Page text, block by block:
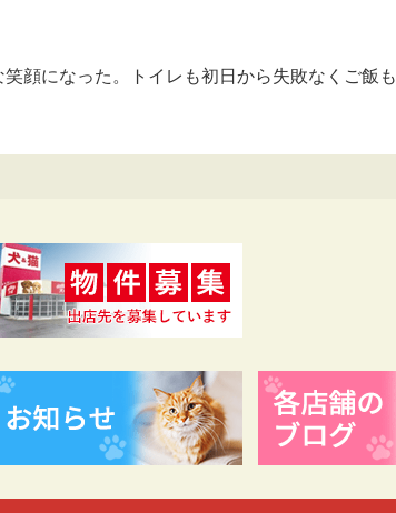
顔になった。トイレも初日から失敗なくご飯も